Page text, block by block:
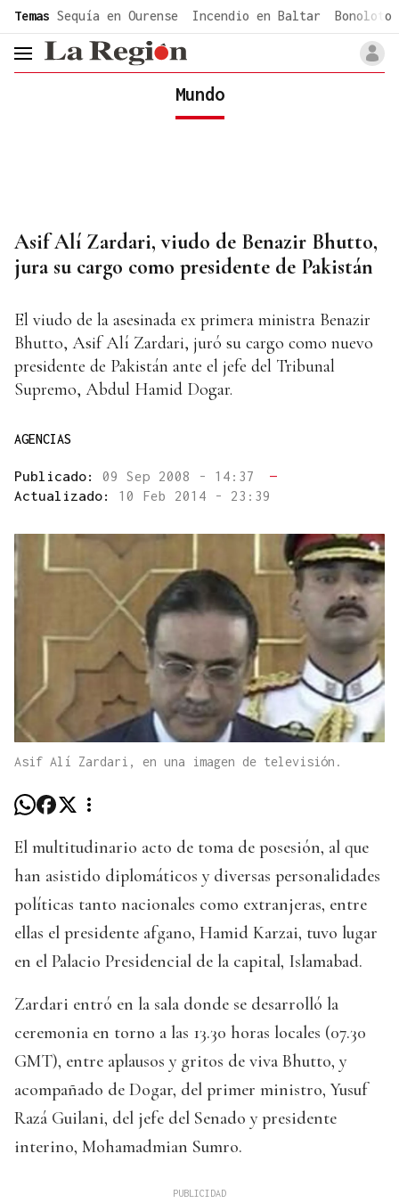
common.go-to-content
Temas Sequía en Ourense Incendio en Baltar Bonoloto
header.menu.open
Mundo
Asif Alí Zardari, viudo de Benazir Bhutto,
jura su cargo como presidente de Pakistán
El viudo de la asesinada ex primera ministra Benazir
Bhutto, Asif Alí Zardari, juró su cargo como nuevo
presidente de Pakistán ante el jefe del Tribunal
Supremo, Abdul Hamid Dogar.
AGENCIAS
Publicado: 09 Sep 2008 - 14:37
—
Actualizado: 10 Feb 2014 - 23:39
Asif Alí Zardari, en una imagen de televisión.
El multitudinario acto de toma de posesión, al que
han asistido diplomáticos y diversas personalidades
políticas tanto nacionales como extranjeras, entre
ellas el presidente afgano, Hamid Karzai, tuvo lugar
en el Palacio Presidencial de la capital, Islamabad.
Zardari entró en la sala donde se desarrolló la
ceremonia en torno a las 13.30 horas locales (07.30
GMT), entre aplausos y gritos de viva Bhutto, y
acompañado de Dogar, del primer ministro, Yusuf
Razá Guilani, del jefe del Senado y presidente
interino, Mohamadmian Sumro.